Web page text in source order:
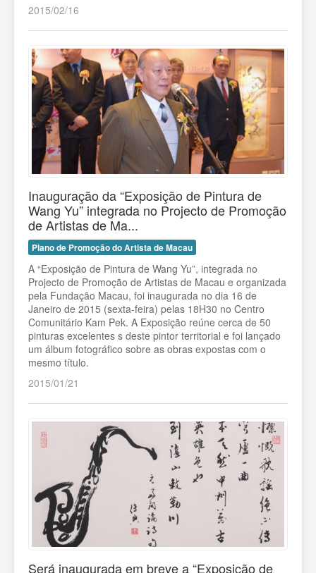
2015/02/16
Inauguração da “Exposição de Pintura de
Wang Yu” integrada no Projecto de Promoção
de Artistas de Ma...
Plano de Promoção do Artista de Macau
A “Exposição de Pintura de Wang Yu”, integrada no
Projecto de Promoção de Artistas de Macau e organizada
pela Fundação Macau, foi inaugurada no dia 16 de
Janeiro de 2015 (sexta-feira) pelas 18H30 no Centro
Comunitário Kam Pek. A Exposição reúne cerca de 50
pinturas excelentes s deste pintor territorial e foi lançado
um álbum fotográfico sobre as obras expostas com o
mesmo título.
2015/01/21
Será inaugurada em breve a “Exposição de